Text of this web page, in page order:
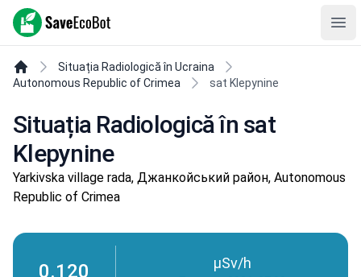
SaveEcoBot
Situația Radiologică în Ucraina
Autonomous Republic of Crimea
sat Klepynine
Situația Radiologică în sat
Klepynine
Yarkivska village rada, Джанкойський район, Autonomous
Republic of Crimea
0.120 µSv/h